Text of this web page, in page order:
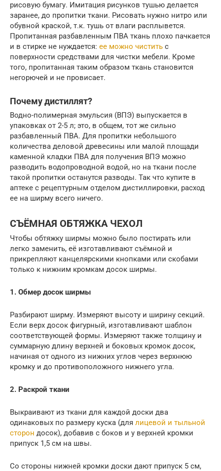
рисовую бумагу. Имитация рисунков тушью делается
заранее, до пропитки ткани. Рисовать нужно нитро или
обувной краской, т.к. тушь от влаги расплывется.
Пропитанная разбавленным ПВА ткань плохо пачкается
и в стирке не нуждается: ее можно чистить с
поверхности средствами для чистки мебели. Кроме
того, пропитанная таким образом ткань становится
негорючей и не провисает.
Почему дистиллят?
Водно-полимерная эмульсия (ВПЭ) выпускается в
упаковках от 2-5 л; это, в общем, тот же сильно
разбавленный ПВА. Для пропитки небольшого
количества деловой древесины или малой площади
каменной кладки ПВА для получения ВПЭ можно
разводить водопроводной водой, но на ткани после
такой пропитки останутся разводы. Так что купите в
аптеке с рецептурным отделом дистиллировки, расход
ее на ширму всего ничего.
СЪЁМНАЯ ОБТЯЖКА ЧЕХОЛ
Чтобы обтяжку ширмы можно было постирать или
легко заменить, её изготавливают съёмной и
прикрепляют канцелярскими кнопками или скобами
только к нижним кромкам досок ширмы.
1. Обмер досок ширмы
Разбирают ширму. Измеряют высоту и ширину секций.
Если верх досок фигурный, изготавливают шаблон
соответствующей формы. Измеряют также толщину и
суммарную длину верхней и боковых кромок досок,
начиная от одного из нижних углов через верхнюю
кромку и до противоположного нижнего угла.
2. Раскрой ткани
Выкраивают из ткани для каждой доски два
одинаковых по размеру куска (для лицевой и тыльной
сторон досок), добавив с боков и у верхней кромки
припуск 1,5 см на швы.
Со стороны нижней кромки доски дают припуск 5 см,